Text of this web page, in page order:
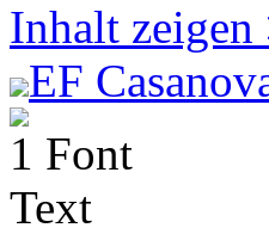
Inhalt zeigen
EF
1 Font
Text